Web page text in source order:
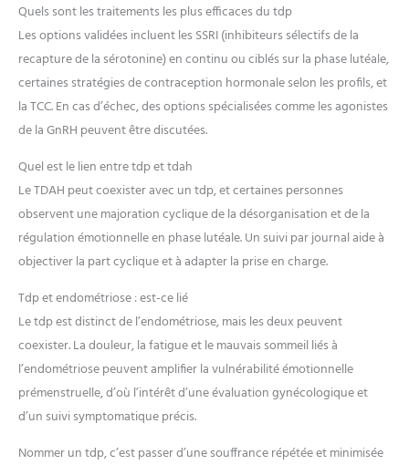
Quels sont les traitements les plus efficaces du tdp
Les options validées incluent les SSRI (inhibiteurs sélectifs de la
recapture de la sérotonine) en continu ou ciblés sur la phase lutéale,
certaines stratégies de contraception hormonale selon les profils, et
la TCC. En cas d’échec, des options spécialisées comme les agonistes
de la GnRH peuvent être discutées.
Quel est le lien entre tdp et tdah
Le TDAH peut coexister avec un tdp, et certaines personnes
observent une majoration cyclique de la désorganisation et de la
régulation émotionnelle en phase lutéale. Un suivi par journal aide à
objectiver la part cyclique et à adapter la prise en charge.
Tdp et endométriose : est-ce lié
Le tdp est distinct de l’endométriose, mais les deux peuvent
coexister. La douleur, la fatigue et le mauvais sommeil liés à
l’endométriose peuvent amplifier la vulnérabilité émotionnelle
prémenstruelle, d’où l’intérêt d’une évaluation gynécologique et
d’un suivi symptomatique précis.
Nommer un tdp, c’est passer d’une souffrance répétée et minimisée